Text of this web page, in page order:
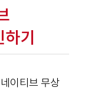
기
이티브 무상